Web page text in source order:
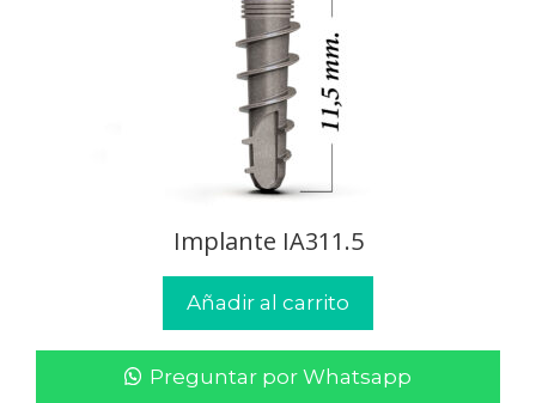
Implante IA311.5
Añadir al carrito
Preguntar por Whatsapp